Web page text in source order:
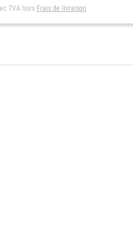
TVA hors Frais de livraison